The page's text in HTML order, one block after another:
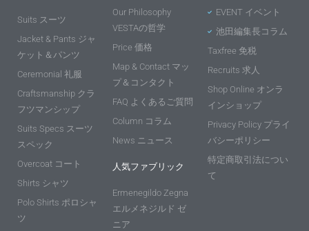
Suits スーツ
Jacket & Pants ジャ
ケット＆パンツ
Ceremonial 礼服
Craftsmanship クラ
フツマンシップ
Suits Specs スーツ
スペック
Overcoat コート
Shirts シャツ
Polo Shirts ポロシャ
ツ
Our Philosophy
VESTAの哲学
Price 価格
Map & Contact マッ
プ＆コンタクト
FAQ よくあるご質問
Column コラム
News ニュース
人気ファブリック
Ermenegildo Zegna
エルメネジルド ゼ
ニア
EVENT イベント
池田編集長コラム
Taxfree 免税
Recruits 求人
Shop Online オンラ
インショップ
Privacy Policy プライ
バシーポリシー
特定商取引法につい
て